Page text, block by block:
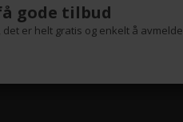
gode tilbud
er helt gratis og enkelt å avmelde